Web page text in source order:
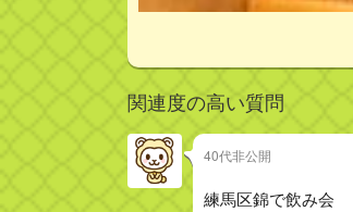
関連度の高い質問
40代非公開
練馬区錦で飲み会